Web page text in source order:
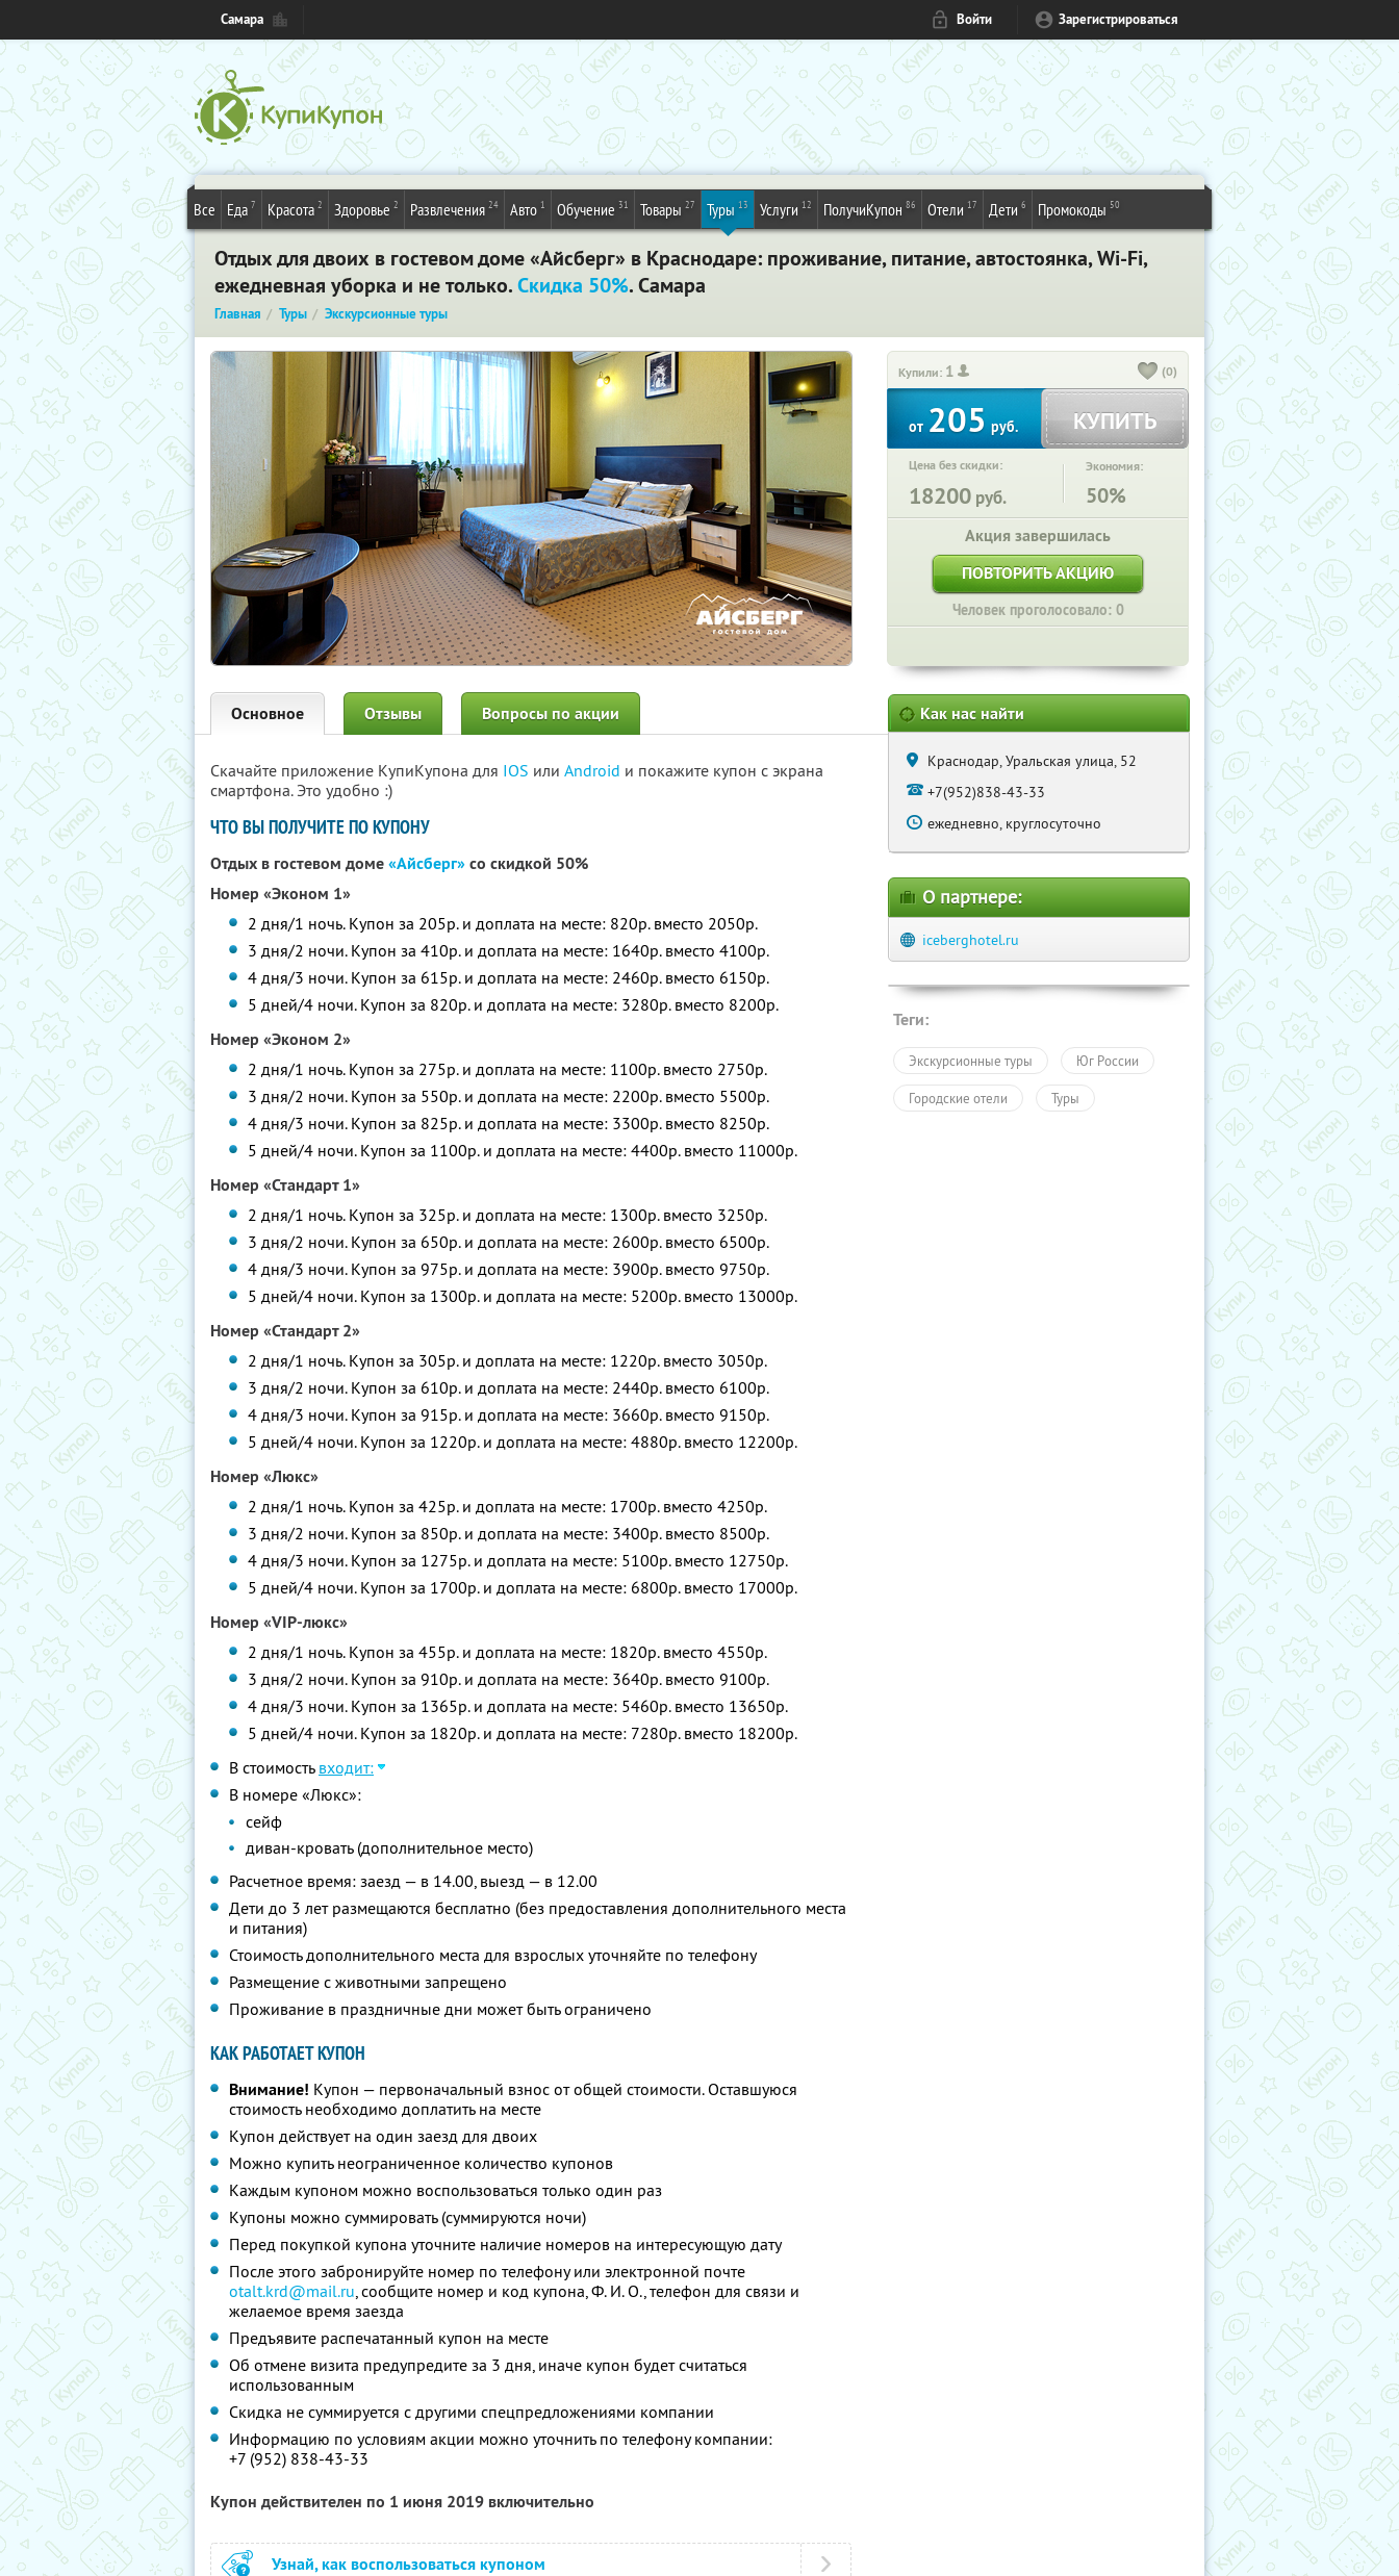
Самара Войти Зарегистрироваться
Все Еда 7 Красота 2 Здоровье 2 Развлечения 24 Авто 1 Обучение 31 Товары 27 Туры 13 Услуги 12 ПолучиКупон 86 Отели 17 Дети 6 Промокоды 50
Отдых для двоих в гостевом доме «Айсберг» в Краснодаре: проживание, питание, автостоянка, Wi-Fi,
ежедневная уборка и не только.Скидка 50%. Самара
Главная Туры Экскурсионные туры
Купили: 1 (0)
от205руб. КУПИТЬ
Цена без скидки:
18200 руб.
Экономия:
50%
Акция завершилась
ПОВТОРИТЬ АКЦИЮ
Человек проголосовало: 0
Основное Отзывы Вопросы по акции
Скачайте приложение КупиКупона для IOS или Android и покажите купон с экрана
смартфона. Это удобно :)
ЧТО ВЫ ПОЛУЧИТЕ ПО КУПОНУ
Отдых в гостевом доме«Айсберг»со скидкой 50%
Номер «Эконом 1»
2 дня/1 ночь. Купон за 205р. и доплата на месте: 820р. вместо 2050р.
3 дня/2 ночи. Купон за 410р. и доплата на месте: 1640р. вместо 4100р.
4 дня/3 ночи. Купон за 615р. и доплата на месте: 2460р. вместо 6150р.
5 дней/4 ночи. Купон за 820р. и доплата на месте: 3280р. вместо 8200р.
Номер «Эконом 2»
2 дня/1 ночь. Купон за 275р. и доплата на месте: 1100р. вместо 2750р.
3 дня/2 ночи. Купон за 550р. и доплата на месте: 2200р. вместо 5500р.
4 дня/3 ночи. Купон за 825р. и доплата на месте: 3300р. вместо 8250р.
5 дней/4 ночи. Купон за 1100р. и доплата на месте: 4400р. вместо 11000р.
Номер «Стандарт 1»
2 дня/1 ночь. Купон за 325р. и доплата на месте: 1300р. вместо 3250р.
3 дня/2 ночи. Купон за 650р. и доплата на месте: 2600р. вместо 6500р.
4 дня/3 ночи. Купон за 975р. и доплата на месте: 3900р. вместо 9750р.
5 дней/4 ночи. Купон за 1300р. и доплата на месте: 5200р. вместо 13000р.
Номер «Стандарт 2»
2 дня/1 ночь. Купон за 305р. и доплата на месте: 1220р. вместо 3050р.
3 дня/2 ночи. Купон за 610р. и доплата на месте: 2440р. вместо 6100р.
4 дня/3 ночи. Купон за 915р. и доплата на месте: 3660р. вместо 9150р.
5 дней/4 ночи. Купон за 1220р. и доплата на месте: 4880р. вместо 12200р.
Номер «Люкс»
2 дня/1 ночь. Купон за 425р. и доплата на месте: 1700р. вместо 4250р.
3 дня/2 ночи. Купон за 850р. и доплата на месте: 3400р. вместо 8500р.
4 дня/3 ночи. Купон за 1275р. и доплата на месте: 5100р. вместо 12750р.
5 дней/4 ночи. Купон за 1700р. и доплата на месте: 6800р. вместо 17000р.
Номер «VIP-люкс»
2 дня/1 ночь. Купон за 455р. и доплата на месте: 1820р. вместо 4550р.
3 дня/2 ночи. Купон за 910р. и доплата на месте: 3640р. вместо 9100р.
4 дня/3 ночи. Купон за 1365р. и доплата на месте: 5460р. вместо 13650р.
5 дней/4 ночи. Купон за 1820р. и доплата на месте: 7280р. вместо 18200р.
В стоимость входит:
В номере «Люкс»:
сейф
диван-кровать (дополнительное место)
Расчетное время: заезд — в 14.00, выезд — в 12.00
Дети до 3 лет размещаются бесплатно (без предоставления дополнительного места
и питания)
Стоимость дополнительного места для взрослых уточняйте по телефону
Размещение с животными запрещено
Проживание в праздничные дни может быть ограничено
КАК РАБОТАЕТ КУПОН
Внимание! Купон — первоначальный взнос от общей стоимости. Оставшуюся
стоимость необходимо доплатить на месте
Купон действует на один заезд для двоих
Можно купить неограниченное количество купонов
Каждым купоном можно воспользоваться только один раз
Купоны можно суммировать (суммируются ночи)
Перед покупкой купона уточните наличие номеров на интересующую дату
После этого забронируйте номер по телефону или электронной почте
otalt.krd@mail.ru, сообщите номер и код купона,Ф. И. О.,телефон для связи и
желаемое время заезда
Предъявите распечатанный купон на месте
Об отмене визита предупредите за 3 дня, иначе купон будет считаться
использованным
Скидка не суммируется с другими спецпредложениями компании
Информацию по условиям акции можно уточнить по телефону компании:
+7 (952) 838-43-33
Купон действителен по 1 июня 2019 включительно
Узнай, как воспользоваться купоном
Как нас найти
Краснодар, Уральская улица, 52
+7(952)838-43-33
ежедневно, круглосуточно
О партнере:
iceberghotel.ru
Теги:
Экскурсионные туры Юг России
Городские отели Туры